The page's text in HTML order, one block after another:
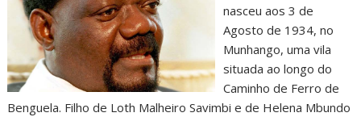
nasceu aos 3 de
Agosto de 1934, no
Munhango, uma vila
situada ao longo do
Caminho de Ferro de
Benguela. Filho de Loth Malheiro Savimbi e de Helena Mbundo